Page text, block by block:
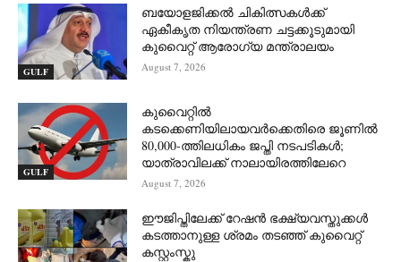
GULF
ബയോളജിക്കൽ ചികിത്സകൾക്ക്
ഏകീകൃത നിയന്ത്രണ ചട്ടക്കൂടുമായി
കുവൈറ്റ് ആരോഗ്യ മന്ത്രാലയം
August 7, 2026
GULF
കുവൈറ്റിൽ
കടക്കെണിയിലായവർക്കെതിരെ ജൂണിൽ
80,000-ത്തിലധികം ജപ്തി നടപടികൾ;
യാത്രാവിലക്ക് നാലായിരത്തിലേറെ
August 7, 2026
ഈജിപ്തിലേക്ക് റേഷൻ ഭക്ഷ്യവസ്തുക്കൾ
കടത്താനുള്ള ശ്രമം തടഞ്ഞ് കുവൈറ്റ്
കസ്റ്റംസ്കു